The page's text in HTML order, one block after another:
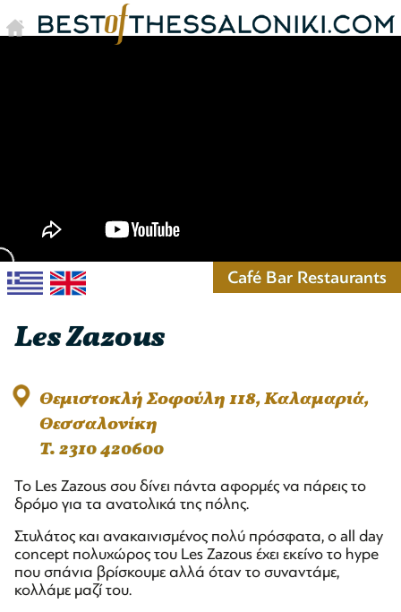
Café Bar Restaurants
Les Zazous
Θεμιστοκλή Σοφούλη 118, Καλαμαριά,
Θεσσαλονίκη
T. 2310 420600
Το Les Zazous σου δίνει πάντα αφορμές να πάρεις το
δρόμο για τα ανατολικά της πόλης.
Στυλάτος και ανακαινισμένος πολύ πρόσφατα, o all day
concept πολυχώρος του Les Zazous έχει εκείνο το hype
που σπάνια βρίσκουμε αλλά όταν το συναντάμε,
κολλάμε μαζί του.